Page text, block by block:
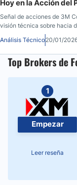
Hoy en la Acción del
Señal de acciones de 3M
visión técnica sobre hacia
hay que saber antes de
de que MMM cerrara a
Análisis Técnico20/01/
Top Brokers de
1
Empezar
Leer reseña